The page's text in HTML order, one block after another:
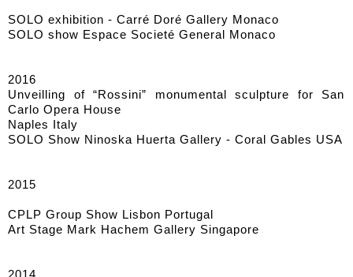
SOLO exhibition - Carré Doré Gallery Monaco
SOLO show Espace Societé General Monaco
2016
Unveilling of “Rossini” monumental sculpture for San
Carlo Opera House
Naples Italy
SOLO Show Ninoska Huerta Gallery - Coral Gables USA
2015
CPLP Group Show Lisbon Portugal
Art Stage Mark Hachem Gallery Singapore